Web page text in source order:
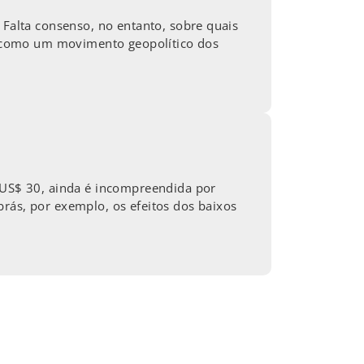
consenso, no entanto, sobre quais
um movimento geopolítico dos
30, ainda é incompreendida por
por exemplo, os efeitos dos baixos